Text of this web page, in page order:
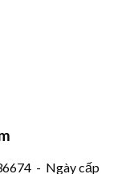
- Ngày cấp